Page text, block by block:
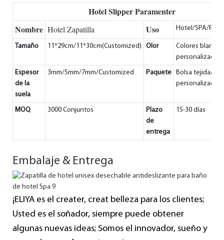
Hotel Slipper Paramenter
Nombre Hotel Zapatilla Uso Hotel/SPA/
Tamaño 11*29cm/11*30cm(Customized) Olor
Colores
personalizados
Espesor
de la
suela
3mm/5mm/7mm/Customized Paquete
Bolsa tejida/
personalizado
MOQ 3000 Conjuntos
Plazo
de
entrega
15-30 días
Embalaje & Entrega
¡ELIYA es el creater, creat belleza para los clientes;
Usted es el soñador, siempre puede obtener
algunas nuevas ideas; Somos el innovador, sueño y